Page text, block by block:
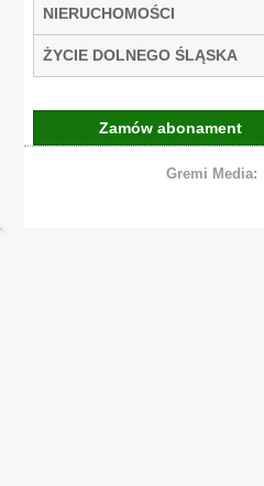
NIERUCHOMOŚCI
ŻYCIE DOLNEGO ŚLĄSKA
Zamów abonament
Gremi Media: